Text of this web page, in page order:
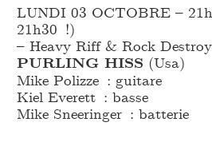
LUNDI 03 OCTOBRE –
21h30 !)
– Heavy Riff & Rock
PURLING HISS (Usa)
Mike Polizze : guitare
Kiel Everett : basse
Mike Sneeringer : batterie